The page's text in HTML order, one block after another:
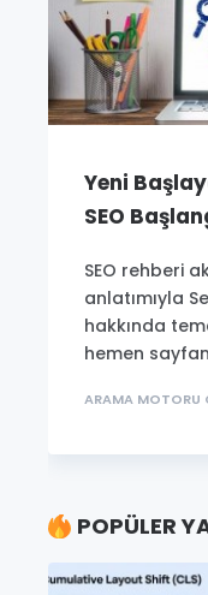
Yeni
SEO
SEO rehberi
anlatımıyla
hakkında
hemen
ARAMA MOTORU
POPÜLER